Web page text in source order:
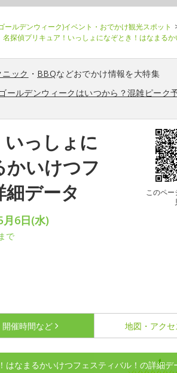
ールデンウィーク)イベント・おでかけ観光スポット
名探偵プリキュア！いっしょになぞとき！はなまるか
ニック ・ BBQなどおでかけ情報を大特集
ールデンウィークはいつから？混雑ピーク
っしょに
いけつフ
データ
このペ
6日(水)
で
開催時間など 地図・アクセ
はなまるかいけつフェスティバル！の詳細デ